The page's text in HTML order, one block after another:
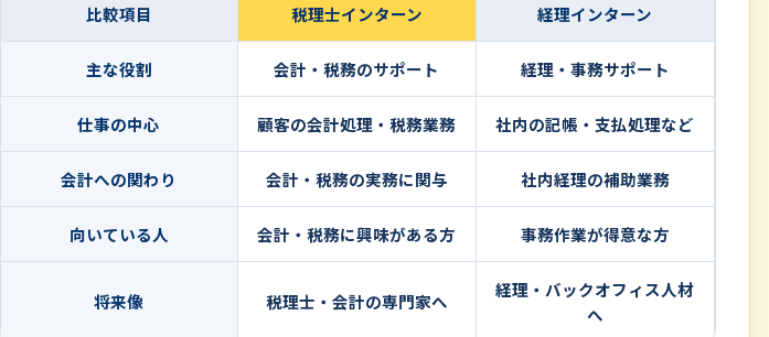
比較項目 税理士インターン 経理インターン
主な役割 会計・税務のサポート 経理・事務サポート
仕事の中心 顧客の会計処理・税務業務 社内の記帳・支払処理など
会計への関わり 会計・税務の実務に関与 社内経理の補助業務
向いている人 会計・税務に興味がある方 事務作業が得意な方
将来像 税理士・会計の専門家へ
経理・バックオフィス人材
へ